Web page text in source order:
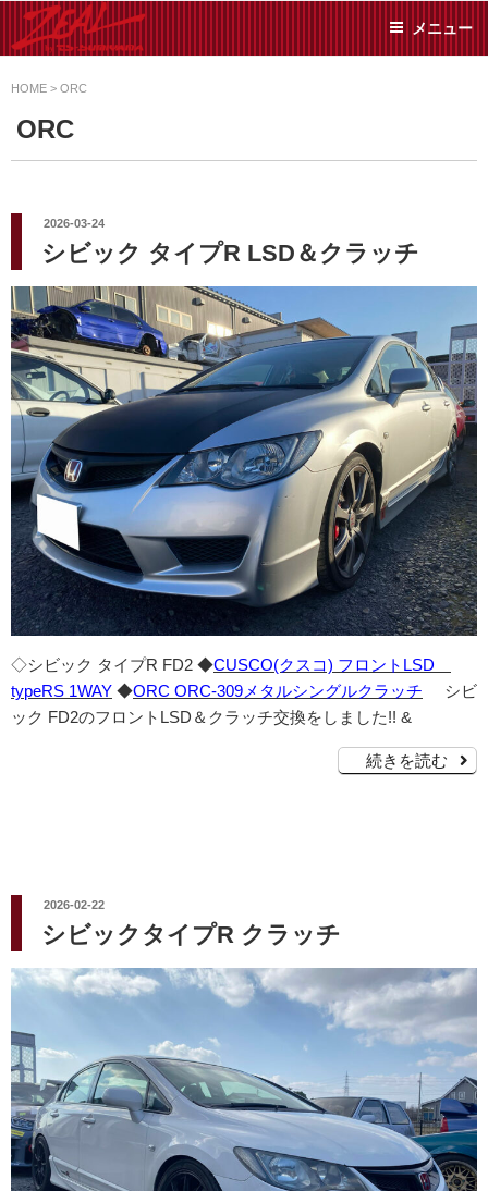
ンた日常メンテから各種チ
することならジャンルフ
リーでお任せください!
メニュー
HOME > ORC
ORC
投
稿
日:
2026-03-24
シビック タイプR LSD＆クラッチ
◇シビック タイプR FD2 ◆CUSCO(クスコ) フロントLSD
typeRS 1WAY ◆ORC ORC-309メタルシングルクラッチ シビ
ック FD2のフロントLSD＆クラッチ交換をしました!! &
続きを読む
投
稿
日:
2026-02-22
シビックタイプR クラッチ